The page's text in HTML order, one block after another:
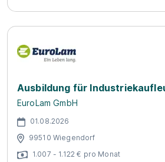
Ausbildung für
EuroLam GmbH
01.08.2026
99510 Wiegendorf
1.007 - 1.122 € pro Monat